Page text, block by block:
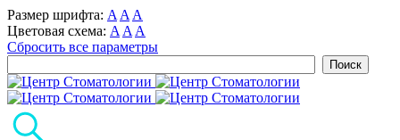
Размер шрифта: A A A
Цветовая схема: A A A
Сбросить все параметры